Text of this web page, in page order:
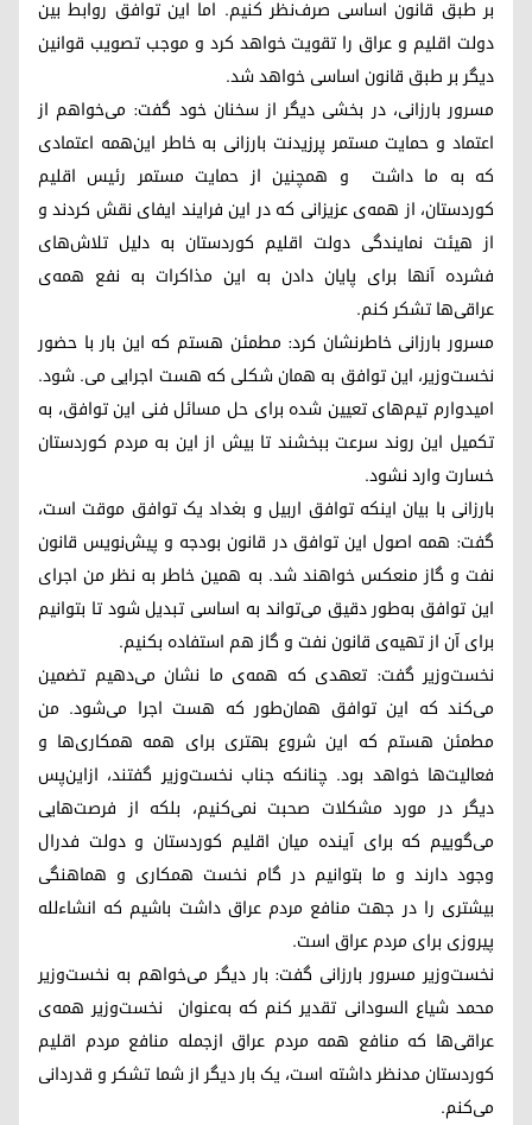
بر طبق قانون اساسی صرف‌نظر کنیم. اما این توافق روابط بین
دولت اقلیم و عراق را تقویت خواهد کرد و موجب تصویب قوانین
دیگر بر طبق قانون اساسی خواهد شد.
مسرور بارزانی، در بخشی دیگر از سخنان خود گفت: می‌خواهم از
اعتماد و حمایت مستمر پرزیدنت بارزانی به خاطر این‌همه اعتمادی
که به ما داشت و همچنین از حمایت مستمر رئیس اقلیم
کوردستان، از همه‌ی عزیزانی که در این فرایند ایفای نقش کردند و
از هیئت نمایندگی دولت اقلیم کوردستان به دلیل تلاش‌های
فشرده آنها برای پایان دادن به این مذاکرات به نفع همه‌ی
عراقی‌ها تشکر کنم.
مسرور بارزانی خاطرنشان کرد: مطمئن هستم که این بار با حضور
نخست‌وزیر، این توافق به همان شکلی که هست اجرایی می. شود.
امیدوارم تیم‌های تعیین شده برای حل مسائل فنی این توافق، به
تکمیل این روند سرعت ببخشند تا بیش از این به مردم کوردستان
خسارت وارد نشود.
بارزانی با بیان اینکه توافق اربیل و بغداد یک توافق موقت است،
گفت: همه اصول این توافق در قانون بودجه و پیش‌نویس قانون
نفت و گاز منعکس خواهند شد. به همین خاطر به نظر من اجرای
این توافق به‌طور دقیق می‌تواند به اساسی تبدیل شود تا بتوانیم
برای آن از تهیه‌ی قانون نفت و گاز هم استفاده بکنیم.
نخست‌وزیر گفت: تعهدی که همه‌ی ما نشان می‌دهیم تضمین
می‌کند که این توافق همان‌طور که هست اجرا می‌شود. من
مطمئن هستم که این شروع بهتری برای همه همکاری‌ها و
فعالیت‌ها خواهد بود. چنانکه جناب نخست‌وزیر گفتند، ازاین‌پس
دیگر در مورد مشکلات صحبت نمی‌کنیم، بلکه از فرصت‌هایی
می‌گوییم که برای آینده میان اقلیم کوردستان و دولت فدرال
وجود دارند و ما بتوانیم در گام نخست همکاری و هماهنگی
بیشتری را در جهت منافع مردم عراق داشت باشیم که انشاءلله
پیروزی برای مردم عراق است.
نخست‌وزیر مسرور بارزانی گفت: بار دیگر می‌خواهم به نخست‌وزیر
محمد شیاع السودانی تقدیر کنم که به‌عنوان نخست‌وزیر همه‌ی
عراقی‌ها که منافع همه مردم عراق ازجمله منافع مردم اقلیم
کوردستان مدنظر داشته است، یک بار دیگر از شما تشکر و قدردانی
می‌کنم.